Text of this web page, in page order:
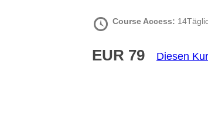
Course Access:
EUR 79 Diesen